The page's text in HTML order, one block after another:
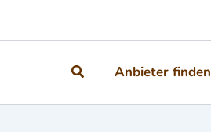
SuchenAnbieter finden